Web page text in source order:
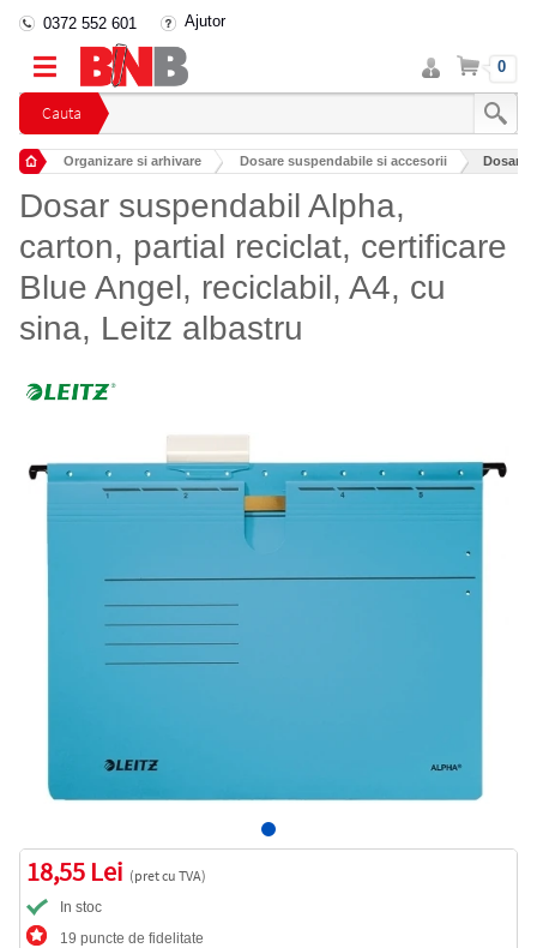
Cauta
0372 552 601 Ajutor
Intra
in
cont
Cos 0
Organizare si arhivare Dosare suspendabile si accesorii Dosar
Dosar suspendabil Alpha,
carton, partial reciclat, certificare
Blue Angel, reciclabil, A4, cu
sina, Leitz albastru
18,55 Lei (pret cu TVA)
In stoc
19 puncte de fidelitate